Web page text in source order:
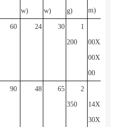
m)
w) w) g)
60 24 30 1
200 00X22
00X19
00
90 48 65 2
350 14X18
30X18